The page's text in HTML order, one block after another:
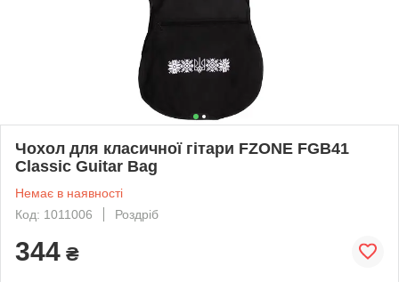
Чохол для класичної гітари FZONE FGB41
Classic Guitar Bag
Немає в наявності
Код: 1011006
Роздріб
344 ₴